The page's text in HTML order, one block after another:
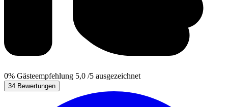
0% Gästeempfehlung 5,0 /5 ausgezeichnet
34 Bewertungen